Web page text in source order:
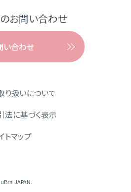
お問い合わせ
い合わせ
り扱いについて
法に基づく表示
トマップ
JAPAN.